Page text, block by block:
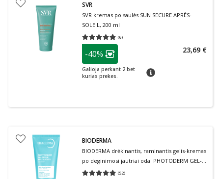
SVR
SVR kremas po saulės SUN SECURE APRÈS-
SOLEIL, 200 ml
(6)
Vidutinis įvertinimas 4.83
patarimas
Lojalumo klubo narių nuolaida
-40%
Galioja perkant 2 bet
kurias prekes.
patarimas
23,69 €
BIODERMA
BIODERMA drėkinantis, raminantis gelis-kremas
po deginimosi jautriai odai PHOTODERM GEL-
CREME, 200 ml
(52)
Vidutinis įvertinimas 4.90